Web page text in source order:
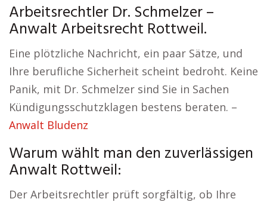
Arbeitsrechtler Dr. Schmelzer –
Anwalt Arbeitsrecht Rottweil.
Eine plötzliche Nachricht, ein paar Sätze, und
Ihre berufliche Sicherheit scheint bedroht. Keine
Panik, mit Dr. Schmelzer sind Sie in Sachen
Kündigungsschutzklagen bestens beraten. –
Anwalt Bludenz
Warum wählt man den zuverlässigen
Anwalt Rottweil:
Der Arbeitsrechtler prüft sorgfältig, ob Ihre